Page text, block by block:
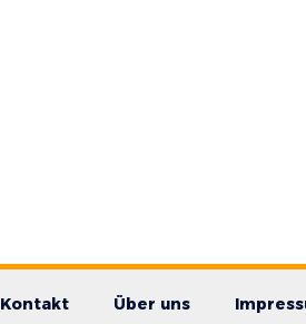
Kontakt Über uns